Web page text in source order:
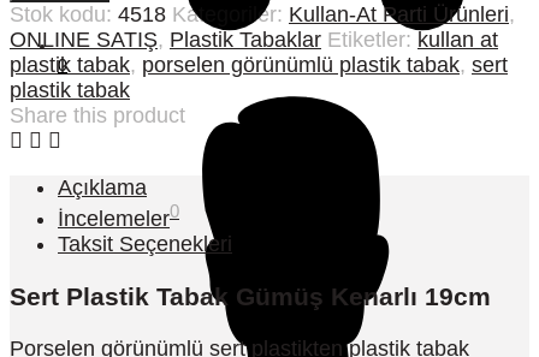
0
Stok kodu: 4518 Kategoriler: Kullan-At Parti Ürünleri,
ONLINE SATIŞ, Plastik Tabaklar Etiketler: kullan at
plastik tabak, porselen görünümlü plastik tabak, sert
plastik tabak
Share this product
Açıklama
İncelemeler0
Taksit Seçenekleri
Sert Plastik Tabak Gümüş Kenarlı 19cm
Porselen görünümlü sert plastikten plastik tabak